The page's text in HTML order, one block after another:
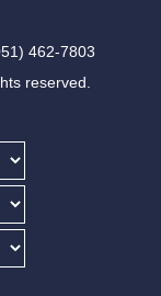
462-7803
reserved.